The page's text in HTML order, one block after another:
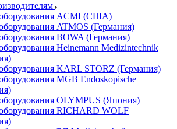
ACMI (США)
ATMOS (Германия)
BOWA (Германия)
Heinemann Medizintechnik
KARL STORZ (Германия)
MGB Endoskopische
OLYMPUS (Япония)
RICHARD WOLF